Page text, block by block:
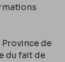
Province de
du fait de